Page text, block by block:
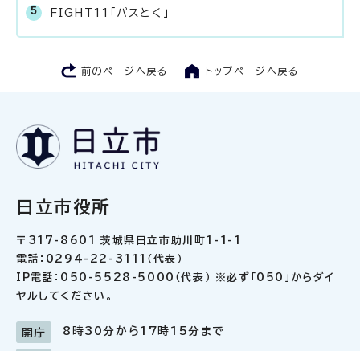
FIGHT11「パスとく」
前のページへ戻る トップページへ戻る
日立市役所
〒317-8601 茨城県日立市助川町1-1-1
電話：0294-22-3111（代表）
IP電話：050-5528-5000（代表） ※必ず「050」からダイ
ヤルしてください。
開庁 8時30分から17時15分まで